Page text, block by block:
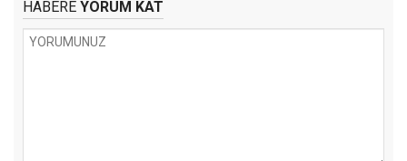
HABERE YORUM KAT